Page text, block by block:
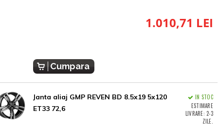
1.010,71 LEI
Cumpara
Janta aliaj GMP REVEN BD 8.5x19 5x120
ET33 72,6
IN STOC
ESTIMARE
LIVRARE: 2-3
ZILE.